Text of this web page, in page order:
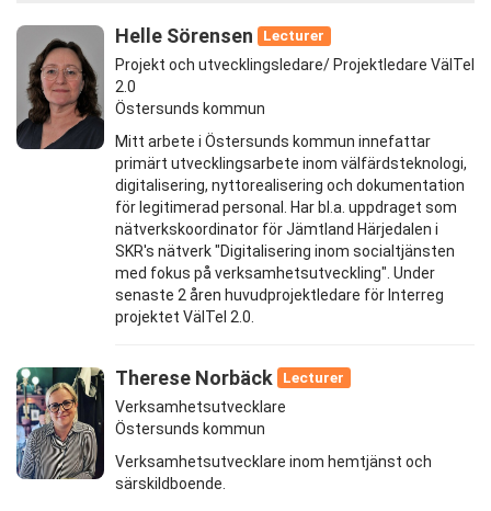
Helle Sörensen
Lecturer
Projekt och utvecklingsledare/ Projektledare VälTel
2.0
Östersunds kommun
Mitt arbete i Östersunds kommun innefattar
primärt utvecklingsarbete inom välfärdsteknologi,
digitalisering, nyttorealisering och dokumentation
för legitimerad personal. Har bl.a. uppdraget som
nätverkskoordinator för Jämtland Härjedalen i
SKR's nätverk "Digitalisering inom socialtjänsten
med fokus på verksamhetsutveckling". Under
senaste 2 åren huvudprojektledare för Interreg
projektet VälTel 2.0.
Therese Norbäck
Lecturer
Verksamhetsutvecklare
Östersunds kommun
Verksamhetsutvecklare inom hemtjänst och
särskildboende.